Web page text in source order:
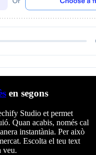
en segons
Studio et permet
Quan acabis, només cal
instantània. Per això
Escolta el teu text
veu.